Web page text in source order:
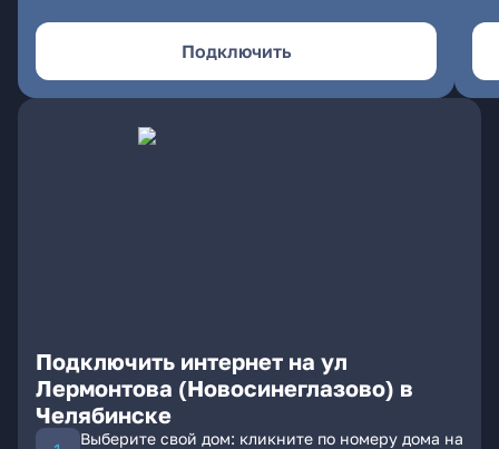
Подключить
Подключить интернет на ул
Лермонтова (Новосинеглазово) в
Челябинске
Выберите свой дом: кликните по номеру дома на